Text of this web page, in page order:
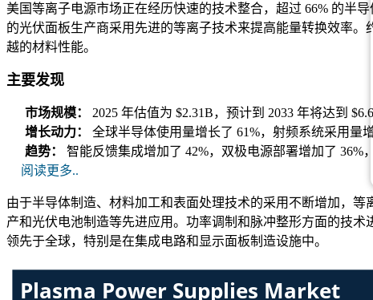
美国等离子电源市场正在经历快速的技术整合，超过 66% 的半
的光伏面板生产商采用先进的等离子技术来提高能量转换效率
越的材料性能。
主要发现
市场规模： 2025 年估值为 $2.31B，预计到 2033 年将达到
增长动力： 全球半导体使用量增长了 61%，射频系统采用量
趋势： 智能反馈集成增加了 42%，双极电源部署增加了 36%
阅读更多..
由于半导体制造、材料加工和表面处理技术的采用不断增加，
产和光伏电池制造等先进应用。功率调制和脉冲整形方面的技
领先于全球，特别是在集成电路和显示面板制造设施中。